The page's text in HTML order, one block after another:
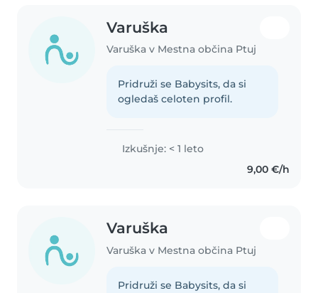
Varuška
Varuška v Mestna občina Ptuj
Pridruži se Babysits, da si
ogledaš celoten profil.
Izkušnje: < 1 leto
9,00 €/h
Varuška
Varuška v Mestna občina Ptuj
Pridruži se Babysits, da si